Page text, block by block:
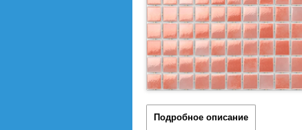
Подробное описание